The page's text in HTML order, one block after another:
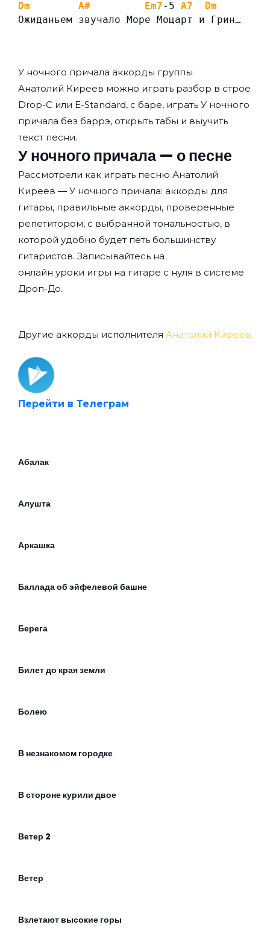
Dm
A# Em7-5 A7
Dm
Ожиданьем звучало Море Моцарт и Грин…
У ночного причала аккорды группы
Анатолий Киреев можно играть разбор в строе
Drop-C или E-Standard, с баре, играть У ночного
причала без баррэ, открыть табы и выучить
текст песни.
У ночного причала — о песне
Рассмотрели как играть песню Анатолий
Киреев — У ночного причала: аккорды для
гитары, правильные аккорды, проверенные
репетитором, с выбранной тональностью, в
которой удобно будет петь большинству
гитаристов. Записывайтесь на
онлайн уроки игры на гитаре с нуля в системе
Дроп-До.
Другие аккорды исполнителя Анатолий Киреев
Перейти в Телеграм
Абалак
Алушта
Аркашка
Баллада об эйфелевой башне
Берега
Билет до края земли
Болею
В незнакомом городке
В стороне курили двое
Ветер 2
Ветер
Взлетают высокие горы